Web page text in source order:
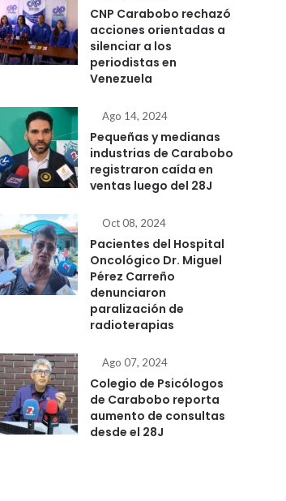
CNP Carabobo rechazó
acciones orientadas a
silenciar a los
periodistas en
Venezuela
Ago 14, 2024
Pequeñas y medianas
industrias de Carabobo
registraron caída en
ventas luego del 28J
Oct 08, 2024
Pacientes del Hospital
Oncológico Dr. Miguel
Pérez Carreño
denunciaron
paralización de
radioterapias
Ago 07, 2024
Colegio de Psicólogos
de Carabobo reporta
aumento de consultas
desde el 28J